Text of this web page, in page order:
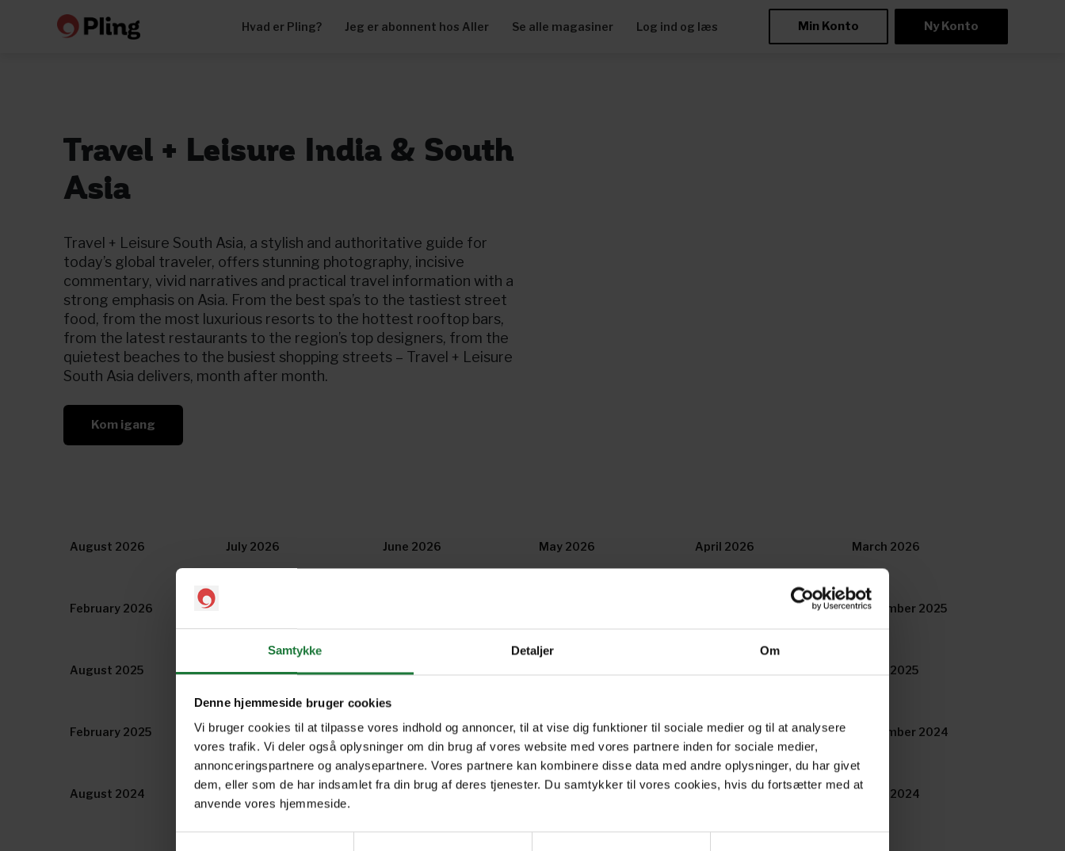
Samtykke Detaljer Om
Denne hjemmeside bruger cookies
Vi bruger cookies til at tilpasse vores indhold og annoncer, til at vise dig funktioner til sociale medier og til at analysere
vores trafik. Vi deler også oplysninger om din brug af vores website med vores partnere inden for sociale medier,
annonceringspartnere og analysepartnere. Vores partnere kan kombinere disse data med andre oplysninger, du har givet
dem, eller som de har indsamlet fra din brug af deres tjenester. Du samtykker til vores cookies, hvis du fortsætter med at
anvende vores hjemmeside.
Hvad er Pling? Jeg er abonnent hos Aller Se alle magasiner Log ind og læs Min Konto Ny Konto
Travel + Leisure India & South
Asia
Travel + Leisure South Asia, a stylish and authoritative guide for
today’s global traveler, offers stunning photography, incisive
commentary, vivid narratives and practical travel information with a
strong emphasis on Asia. From the best spa’s to the tastiest street
food, from the most luxurious resorts to the hottest rooftop bars,
from the latest restaurants to the region’s top designers, from the
quietest beaches to the busiest shopping streets – Travel + Leisure
South Asia delivers, month after month.
Kom igang
August 2026 July 2026 June 2026 May 2026 April 2026 March 2026
February 2026 September 2025
August 2025 July 2025 June 2025 March 2025
February 2025 January 2025 December 2024 November 2024 October 2024 September 2024
August 2024 July 2024 June 2024 May 2024 April 2024 March 2024